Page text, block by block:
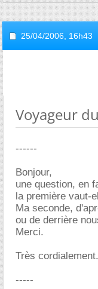
25/04/2006, 16h43
Voyageur
------
Bonjour,
une question, en
la première vaut-
Ma seconde,
ou de derrière
Merci.
Très cordialement.
-----